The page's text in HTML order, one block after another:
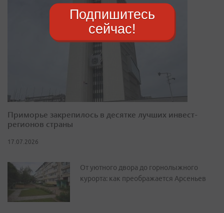
Приморье закрепилось в десятке лучших инвест-
регионов страны
17.07.2026
От уютного двора до горнолыжного
курорта: как преображается Арсеньев
Подпишитесь
сейчас!